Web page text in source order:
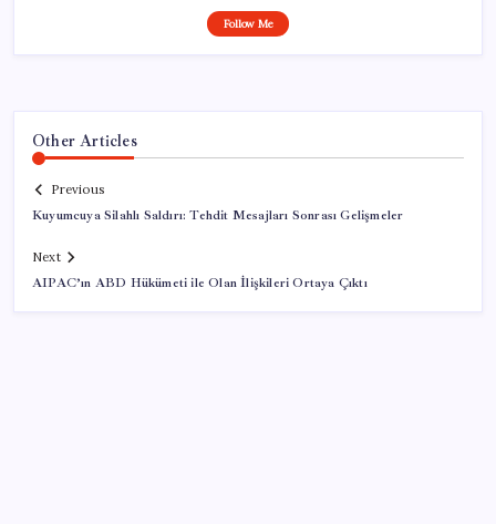
Follow Me
Other Articles
Previous
Kuyumcuya Silahlı Saldırı: Tehdit Mesajları Sonrası Gelişmeler
Next
AIPAC’ın ABD Hükümeti ile Olan İlişkileri Ortaya Çıktı